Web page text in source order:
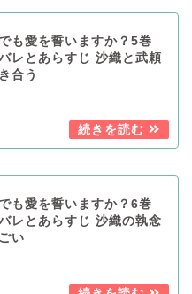
も愛を誓いますか？5巻
レとあらすじ 沙織と武頼
合う
も愛を誓いますか？6巻
レとあらすじ 沙織の執念
い